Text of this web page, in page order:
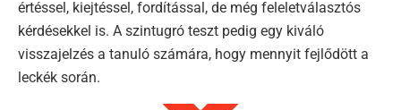
értéssel, kiejtéssel, fordítással, de még feleletválasztós
kérdésekkel is. A szintugró teszt pedig egy kiváló
visszajelzés a tanuló számára, hogy mennyit fejlődött a
leckék során.